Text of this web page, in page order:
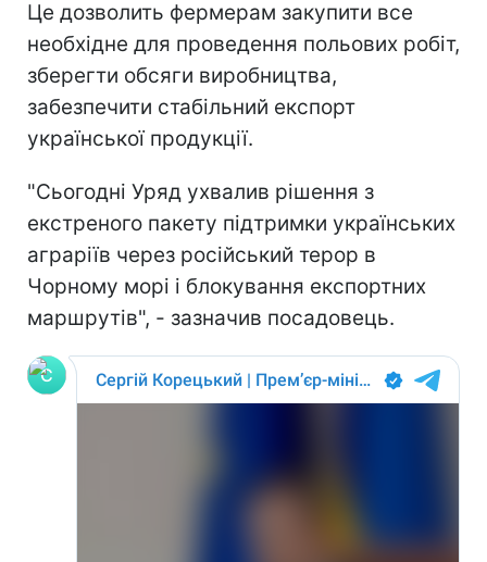
Це дозволить фермерам закупити все
необхідне для проведення польових робіт,
зберегти обсяги виробництва,
забезпечити стабільний експорт
української продукції.
"Сьогодні Уряд ухвалив рішення з
екстреного пакету підтримки українських
аграріїв через російський терор в
Чорному морі і блокування експортних
маршрутів", - зазначив посадовець.